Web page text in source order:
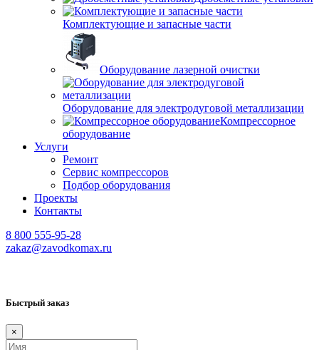
Комплектующие и запасные части
Оборудование лазерной очистки
Оборудование для электродуговой металлизации
Компрессорное
оборудование
Услуги
Ремонт
Сервис компрессоров
Подбор оборудования
Проекты
Контакты
8 800 555-95-28
zakaz@zavodkomax.ru
Быстрый заказ
×